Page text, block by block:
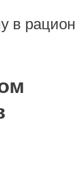
в рацион